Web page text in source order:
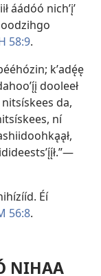
áádóó nichʼįʼ
58:9.
kʼadę́ę
dooleeł
da,
ní
Éí
56:8.
NIHAA